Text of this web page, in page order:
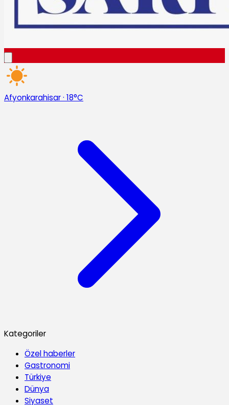
Afyonkarahisar· 18°C
Kategoriler
Özel haberler
Gastronomi
Türkiye
Dünya
Siyaset